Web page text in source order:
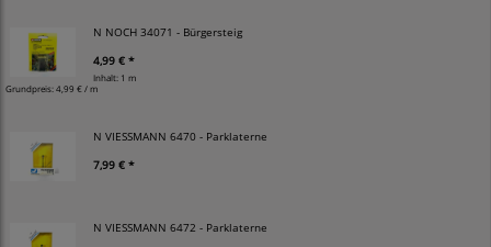
N NOCH 34071 - Bürgersteig
4,99 € *
Inhalt: 1 m
Grundpreis:4,99 € / m
N VIESSMANN 6470 - Parklaterne
7,99 € *
N VIESSMANN 6472 - Parklaterne